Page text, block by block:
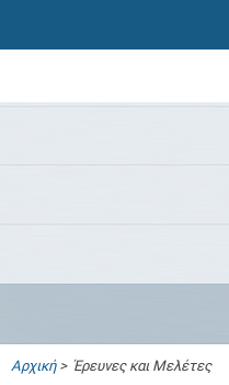
Αρχική> Έρευνες και Μελέτες